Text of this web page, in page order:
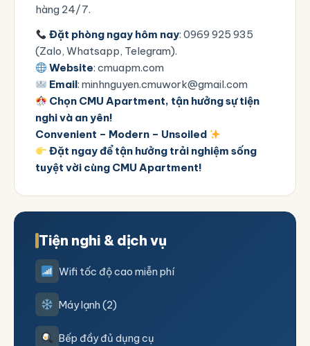
hàng 24/7.
Đặt phòng ngay hôm nay: 0969 925 935
(Zalo, Whatsapp, Telegram).
Website:cmuapm.com
Email: minhnguyen.cmuwork@gmail.com
Chọn CMU Apartment, tận hưởng sự tiện
nghi và an yên!
Convenient – Modern – Unsoiled
Đặt ngay để tận hưởng trải nghiệm sống
tuyệt vời cùng CMU Apartment!
Tiện nghi & dịch vụ
Wifi tốc độ cao miễn phí
Máy lạnh (2)
Bếp đầy đủ dụng cụ